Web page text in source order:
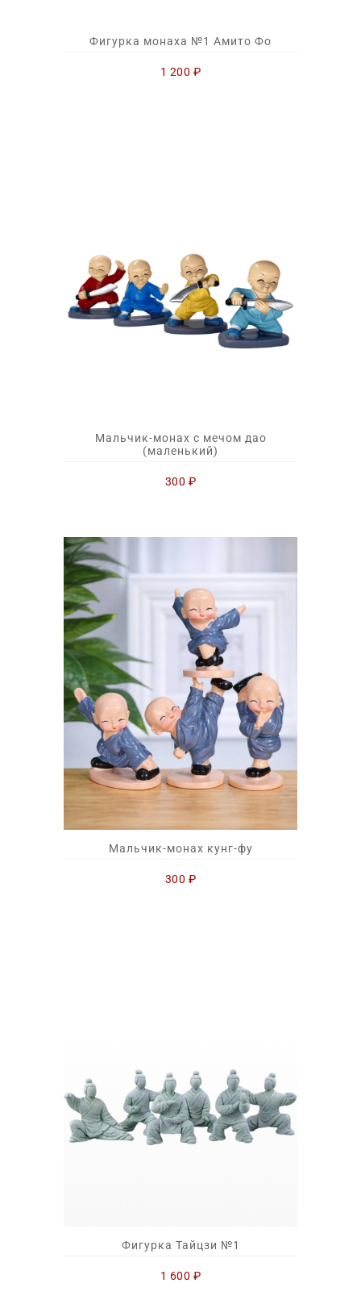
Фигурка монаха №1 Амито Фо
1 200 ₽
Мальчик-монах с мечом дао
(маленький)
300 ₽
Мальчик-монах кунг-фу
300 ₽
Фигурка Тайцзи №1
1 600 ₽